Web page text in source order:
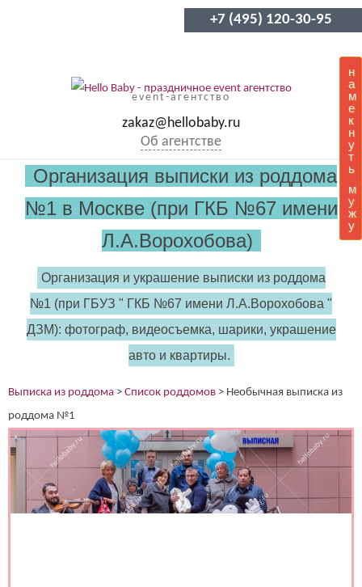
+7 (495) 120-30-95
event-агентство
zakaz@hellobaby.ru
Об агентстве
н
а
м
е
к
н
у
т
ь
м
у
ж
у
Организация выписки из роддома
№1 в Москве (при ГКБ №67 имени
Л.А.Ворохобова)
Организация и украшение выписки из роддома
№1 (при ГБУЗ " ГКБ №67 имени Л.А.Ворохобова "
ДЗМ): фотограф, видеосъемка, шарики, украшение
авто и квартиры.
Выписка из роддома > Список роддомов > Необычная выписка из
роддома №1